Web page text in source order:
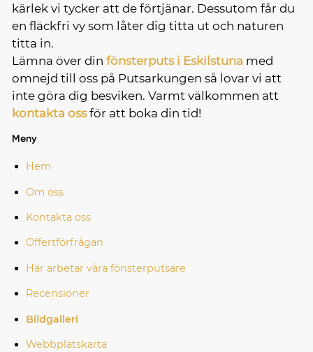
kärlek vi tycker att de förtjänar. Dessutom får du
en fläckfri vy som låter dig titta ut och naturen
titta in.
Lämna över din fönsterputs i Eskilstuna med
omnejd till oss på Putsarkungen så lovar vi att
inte göra dig besviken. Varmt välkommen att
kontakta ossför att boka din tid!
Meny
Hem
Om oss
Kontakta oss
Offertförfrågan
Här arbetar våra fönsterputsare
Recensioner
Bildgalleri
Webbplatskarta